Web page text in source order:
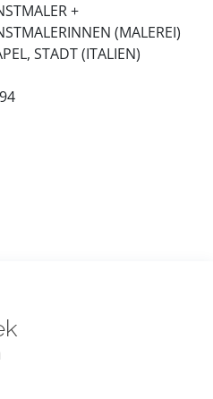
+
(MALEREI)
STADT (ITALIEN)